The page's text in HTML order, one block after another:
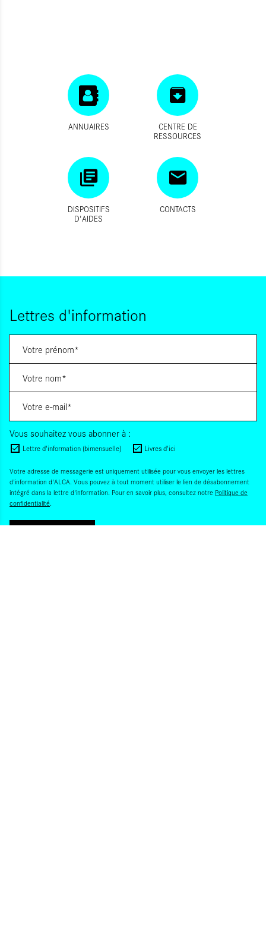
ANNUAIRES
CENTRE DE
RESSOURCES
DISPOSITIFS
D'AIDES
CONTACTS
Lettres d'information
Vous souhaitez vous abonner à :
Lettre d'information (bimensuelle) Livres d'ici
Votre adresse de messagerie est uniquement utilisée pour vous envoyer les lettres
d'information d'ALCA. Vous pouvez à tout moment utiliser le lien de désabonnement
intégré dans la lettre d'information. Pour en savoir plus, consultez notre Politique de
confidentialité.